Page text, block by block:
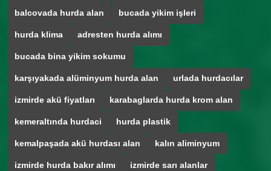
balcovada hurda alan bucada yikim işleri
hurda klima adresten hurda alımı
bucada bina yikim sokumu
karşıyakada alüminyum hurda alan urlada hurdacılar
izmirde akü fiyatları karabaglarda hurda krom alan
kemeraltında hurdaci hurda plastik
kemalpaşada akü hurdası alan kalın aliminyum
izmirde hurda bakır alımı izmirde sarı alanlar